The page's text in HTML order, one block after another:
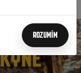
ROZUMÍM